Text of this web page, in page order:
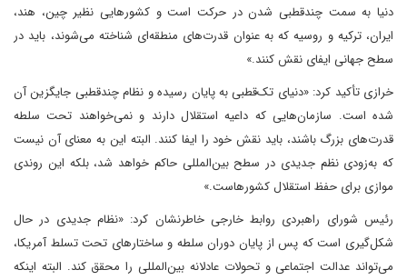
دنیا به سمت چندقطبی شدن در حرکت است و کشورهایی نظیر چین، هند،
ایران، ترکیه و روسیه که به عنوان قدرت‌های منطقه‌ای شناخته می‌شوند، باید در
سطح جهانی ایفای نقش کنند.»
خرازی تأکید کرد: «دنیای تک‌قطبی به پایان رسیده و نظام چندقطبی جایگزین آن
شده است. سازمان‌هایی که داعیه استقلال دارند و نمی‌خواهند تحت سلطه
قدرت‌های بزرگ باشند، باید نقش خود را ایفا کنند. البته این به معنای آن نیست
که به‌زودی نظم جدیدی در سطح بین‌المللی حاکم خواهد شد، بلکه این روندی
موازی برای حفظ استقلال کشورهاست.»
رئیس شورای راهبردی روابط خارجی خاطرنشان کرد: «نظام جدیدی در حال
شکل‌گیری است که پس از پایان دوران سلطه و ساختارهای تحت تسلط آمریکا،
می‌تواند عدالت اجتماعی و تحولات عادلانه بین‌المللی را محقق کند. البته اینکه